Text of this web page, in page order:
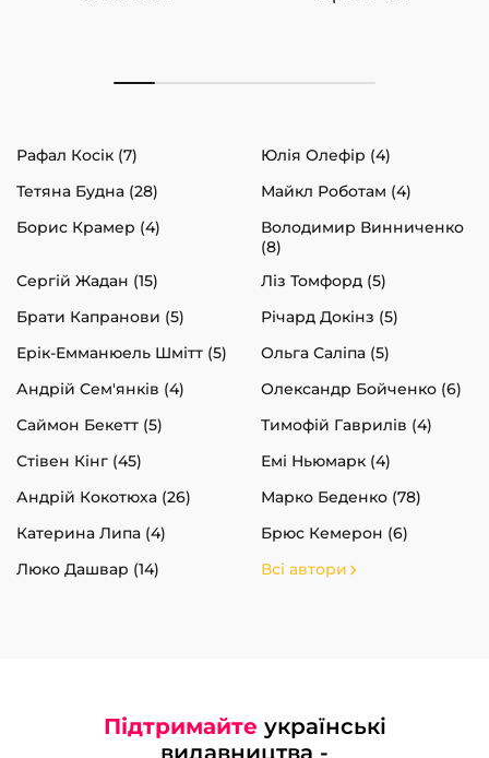
Рафал Косік (7)
Юлія Олефір (4)
Тетяна Будна (28)
Майкл Роботам (4)
Борис Крамер (4)
Володимир Винниченко
(8)
Сергій Жадан (15)
Ліз Томфорд (5)
Брати Капранови (5)
Річард Докінз (5)
Ерік-Емманюель Шмітт (5)
Ольга Саліпа (5)
Андрій Сем'янків (4)
Олександр Бойченко (6)
Саймон Бекетт (5)
Тимофій Гаврилів (4)
Стівен Кінг (45)
Емі Ньюмарк (4)
Андрій Кокотюха (26)
Марко Беденко (78)
Катерина Липа (4)
Брюс Кемерон (6)
Люко Дашвар (14)
Всі автори
Підтримайте українські
видавництва -